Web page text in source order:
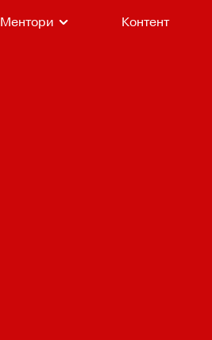
Ментори Контент